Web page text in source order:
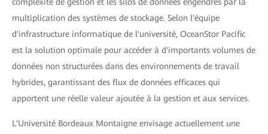
multiplication des systèmes de stockage. Selon l'équipe
d'infrastructure informatique de l'université, OceanStor Pacific
est la solution optimale pour accéder à d'importants volumes de
données non structurées dans des environnements de travail
hybrides, garantissant des flux de données efficaces qui
apportent une réelle valeur ajoutée à la gestion et aux services.
L'Université Bordeaux Montaigne envisage actuellement une